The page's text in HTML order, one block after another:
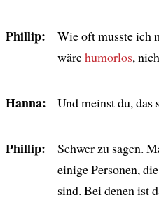
Phillip:
Wie oft musste ich
wärehumorlos,
Hanna: Und meinst du, das
Phillip:
Schwer zu sagen.
einige Personen,
sind. Bei denen ist